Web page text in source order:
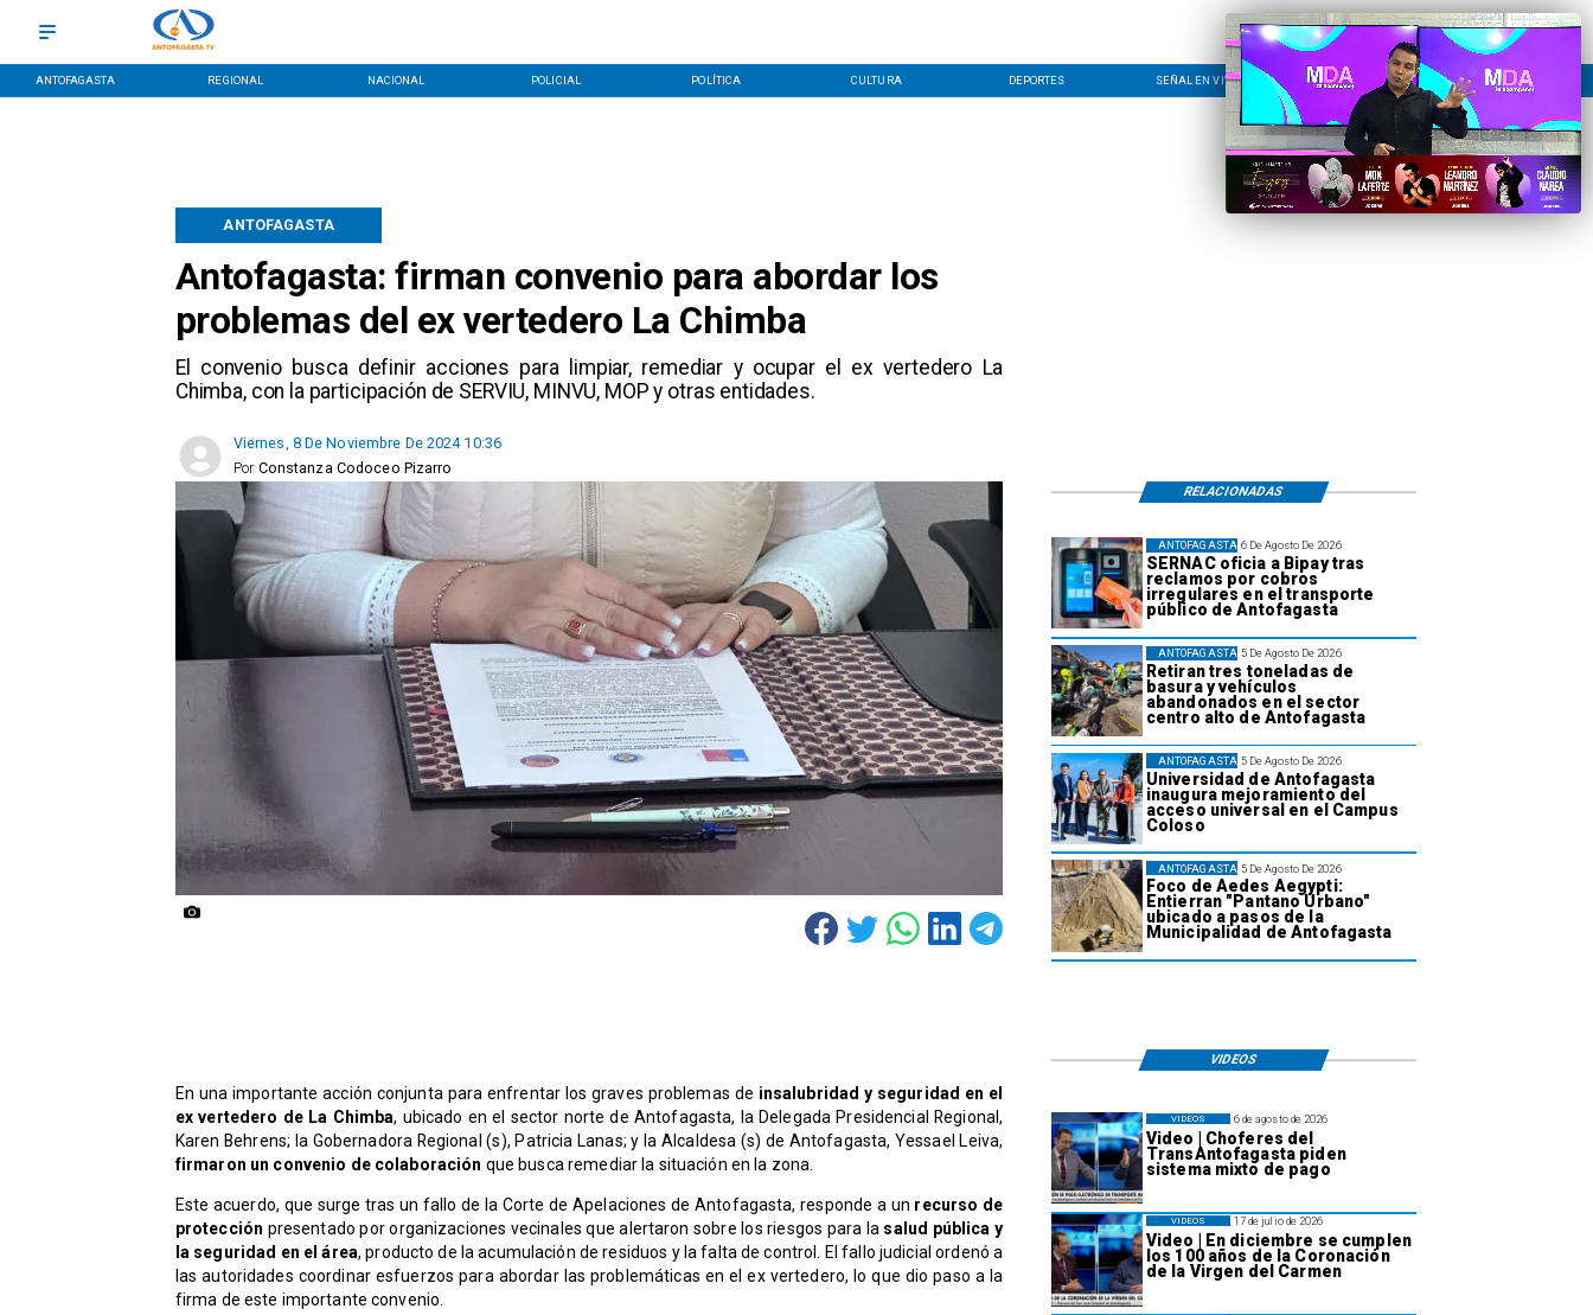
ANTOFAGASTA REGIONAL NACIONAL POLICIAL POLÍTICA CULTURA DEPORTES SEÑAL EN VIVO CONTACTO LÍNEA EDITORIAL
Antofagasta: firman convenio para abordar los
problemas del ex vertedero La Chimba
​El convenio busca definir acciones para limpiar, remediar y ocupar el ex vertedero La
Chimba, con la participación de SERVIU, MINVU, MOP y otras entidades.
ANTOFAGASTA
Viernes, 8 De Noviembre De 2024 10:36
Constanza Codoceo Pizarro
Por
6 De Agosto De 2026
SERNAC oficia a Bipay tras
reclamos por cobros
irregulares en el transporte
público de Antofagasta
ANTOFAGASTA
5 De Agosto De 2026
Retiran tres toneladas de
basura y vehículos
abandonados en el sector
centro alto de Antofagasta
ANTOFAGASTA
5 De Agosto De 2026
Universidad de Antofagasta
inaugura mejoramiento del
acceso universal en el Campus
Coloso
ANTOFAGASTA
5 De Agosto De 2026
Foco de Aedes Aegypti:
Entierran "Pantano Urbano"
ubicado a pasos de la
Municipalidad de Antofagasta
ANTOFAGASTA
RELACIONADAS
En una importante acción conjunta para enfrentar los graves problemas de insalubridad y seguridad en el
ex vertedero de La Chimba, ubicado en el sector norte de Antofagasta, la Delegada Presidencial Regional,
Karen Behrens; la Gobernadora Regional (s), Patricia Lanas; y la Alcaldesa (s) de Antofagasta, Yessael Leiva,
firmaron un convenio de colaboración que busca remediar la situación en la zona.
Este acuerdo, que surge tras un fallo de la Corte de Apelaciones de Antofagasta, responde a un recurso de
protección presentado por organizaciones vecinales que alertaron sobre los riesgos para lasalud pública y
la seguridad en el área, producto de la acumulación de residuos y la falta de control. El fallo judicial ordenó a
las autoridades coordinar esfuerzos para abordar las problemáticas en el ex vertedero, lo que dio paso a la
firma de este importante convenio.
VIDEOS
6 de agosto de 2026
Video | Choferes del
TransAntofagasta piden
sistema mixto de pago
VIDEOS
17 de julio de 2026
Video | En diciembre se cumplen
los 100 años de la Coronación
de la Virgen del Carmen
VIDEOS